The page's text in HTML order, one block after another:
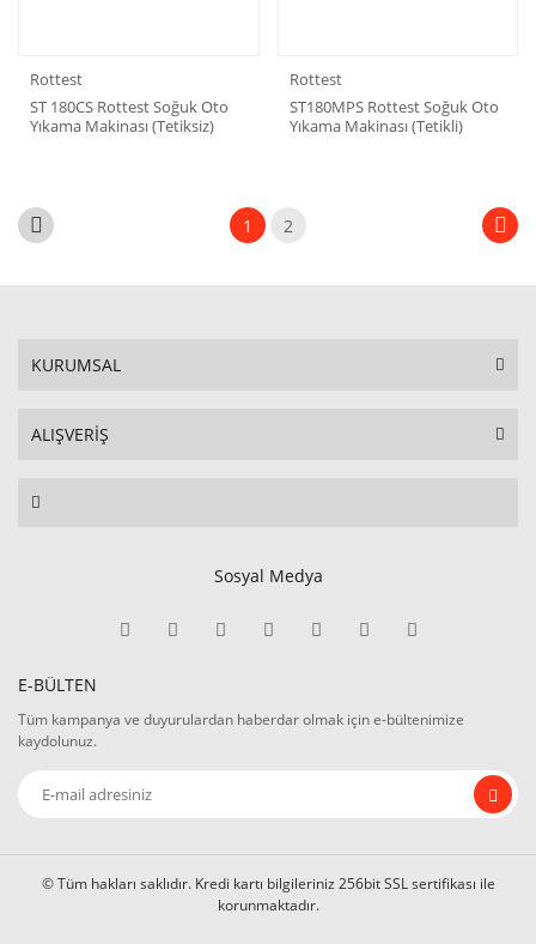
Rottest
ST 180CS Rottest Soğuk Oto
Yıkama Makinası (Tetiksiz)
Rottest
ST180MPS Rottest Soğuk Oto
Yıkama Makinası (Tetikli)
1 2
KURUMSAL
ALIŞVERİŞ
Sosyal Medya
E-BÜLTEN
Tüm kampanya ve duyurulardan haberdar olmak için e-bültenimize
kaydolunuz.
© Tüm hakları saklıdır. Kredi kartı bilgileriniz 256bit SSL sertifikası ile
korunmaktadır.